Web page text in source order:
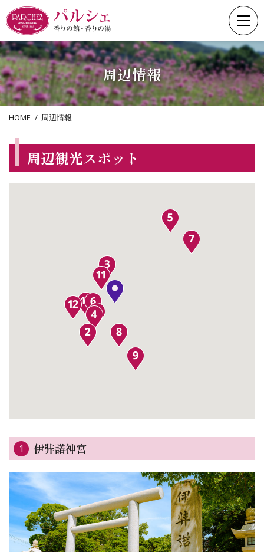
to
content
周辺情報
HOME 周辺情報
周辺観光スポット
1 伊弉諾神宮